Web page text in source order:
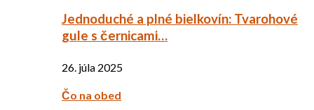
Jednoduché a plné bielkovín: Tvarohové
gule s černicami…
26. júla 2025
Čo na obed